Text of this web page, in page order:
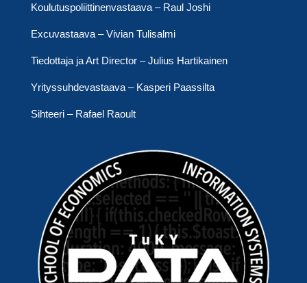
Koulutuspoliittinenvastaava – Raul Joshi
Excuvastaava – Vivian Tulisalmi
Tiedottaja ja Art Director – Julius Hartikainen
Yrityssuhdevastaava – Kasperi Paassilta
Sihteeri – Rafael Raoult